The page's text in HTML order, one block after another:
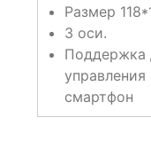
Размер
3 оси.
Поддержка
смартфон